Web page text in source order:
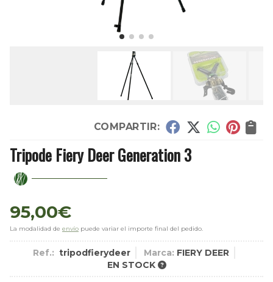
COMPARTIR:
Tripode Fiery Deer Generation 3
95,00€
La modalidad de envío puede variar el importe final del pedido.
Ref.: tripodfierydeer Marca: FIERY DEER
EN STOCK